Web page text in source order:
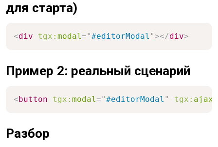
для старта)
<div tgx: modal="#editorModal "></div>
Пример 2: реальный сценарий
<button tgx: modal ="#editorModal " tgx:
Разбор